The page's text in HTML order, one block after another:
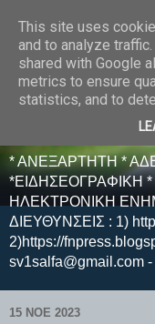
E F E N
* ΑΝΕΞΑΡΤΗΤΗ *
*ΕΙΔΗΣΕΟΓΡΑΦΙΚΗ
ΗΛΕΚΤΡΟΝΙΚΗ
ΔΙΕΥΘΥΝΣΕΙΣ : 1)
2)https://
sv1salfa@gmail.com -
15 ΝΟΕ 2023
This site uses
and to analyze
shared with Google
metrics to ensure
statistics, and to